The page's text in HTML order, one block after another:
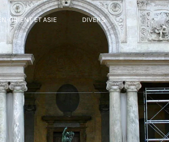
ORIENT ET ASIE DIVERS